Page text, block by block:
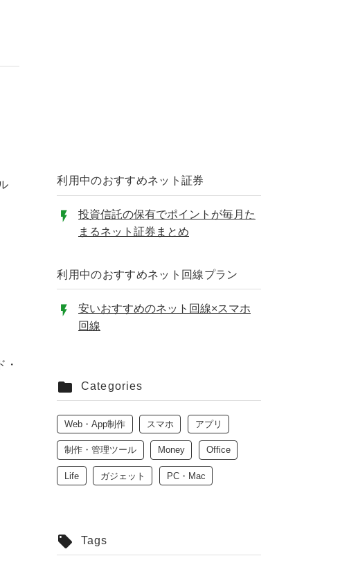
・
利用中のおすすめネット証券
投資信託の保有でポイントが毎月た
まるネット証券まとめ
利用中のおすすめネット回線プラン
安いおすすめのネット回線×スマホ
回線
Categories
Web・App制作 スマホ アプリ
制作・管理ツール Money Office
Life ガジェット PC・Mac
Tags